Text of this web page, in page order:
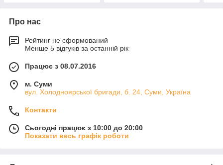
Про нас
Рейтинг не сформований
Менше 5 відгуків за останній рік
Працює з 08.07.2016
м. Суми
вул. Холодноярської бригади, б. 24, Суми, Україна
Контакти
Сьогодні працює з 10:00 до 20:00
Показати весь графік роботи